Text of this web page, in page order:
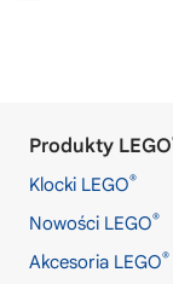
Produkty LEGO
Klocki LEGO®
Nowości LEGO®
Akcesoria LEGO®